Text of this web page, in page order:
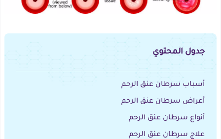
جدول المحتوي
أسباب سرطان عنق الرحم
أعراض سرطان عنق الرحم
أنواع سرطان عنق الرحم
علاج سرطان عنق الرحم